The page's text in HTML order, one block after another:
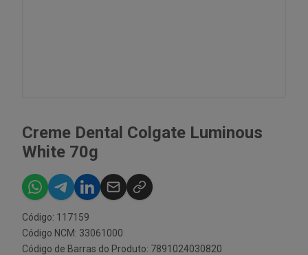
Creme Dental Colgate Luminous
White 70g
Código: 117159
Código NCM: 33061000
Código de Barras do Produto: 7891024030820